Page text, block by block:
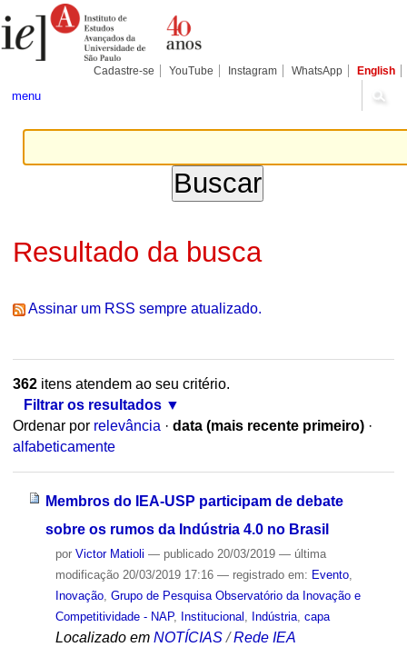
para
conteúdo.
Pessoais
Cadastre-se YouTube Instagram WhatsApp English
menu
Resultado da busca
Assinar um RSS sempre atualizado.
362itens atendem ao seu critério.
Filtrar os resultados
Ordenar por relevância · data (mais recente primeiro) ·
alfabeticamente
Membros do IEA-USP participam de debate
sobre os rumos da Indústria 4.0 no Brasil
por Victor Matioli — publicado20/03/2019 — última
modificação20/03/2019 17:16 — registrado em: Evento,
Inovação, Grupo de Pesquisa Observatório da Inovação e
Competitividade - NAP, Institucional Indústria, capa
Localizado em NOTÍCIAS /Rede IEA